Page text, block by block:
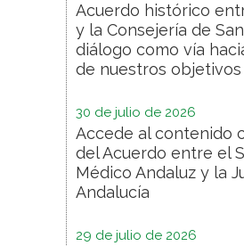
Acuerdo histórico
y la Consejería de
diálogo como vía
de nuestros objetivos
30 de julio de 2026
Accede al contenido
del Acuerdo entre el
Médico Andaluz y la
Andalucía
29 de julio de 2026